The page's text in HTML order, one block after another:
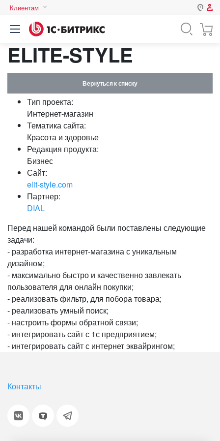
Клиентам
Авторизация
Нет аккаунта?Зарегистрироваться
Логин
Пароль
Запомнить меня на этом
ELITE-STYLE
Вернуться к списку
Тип проекта:
Интернет-магазин
Тематика сайта:
Красота и здоровье
Редакция продукта:
Бизнес
Сайт:
elit-style.com
Партнер:
DIAL
Перед нашей командой были поставлены следующие
задачи:
- разработка интернет-магазина с уникальным
дизайном;
- максимально быстро и качественно завлекать
пользователя для онлайн покупки;
- реализовать фильтр, для побора товара;
- реализовать умный поиск;
- настроить формы обратной связи;
- интегрировать сайт с 1с предприятием;
- интегрировать сайт с интернет эквайрингом;
Контакты